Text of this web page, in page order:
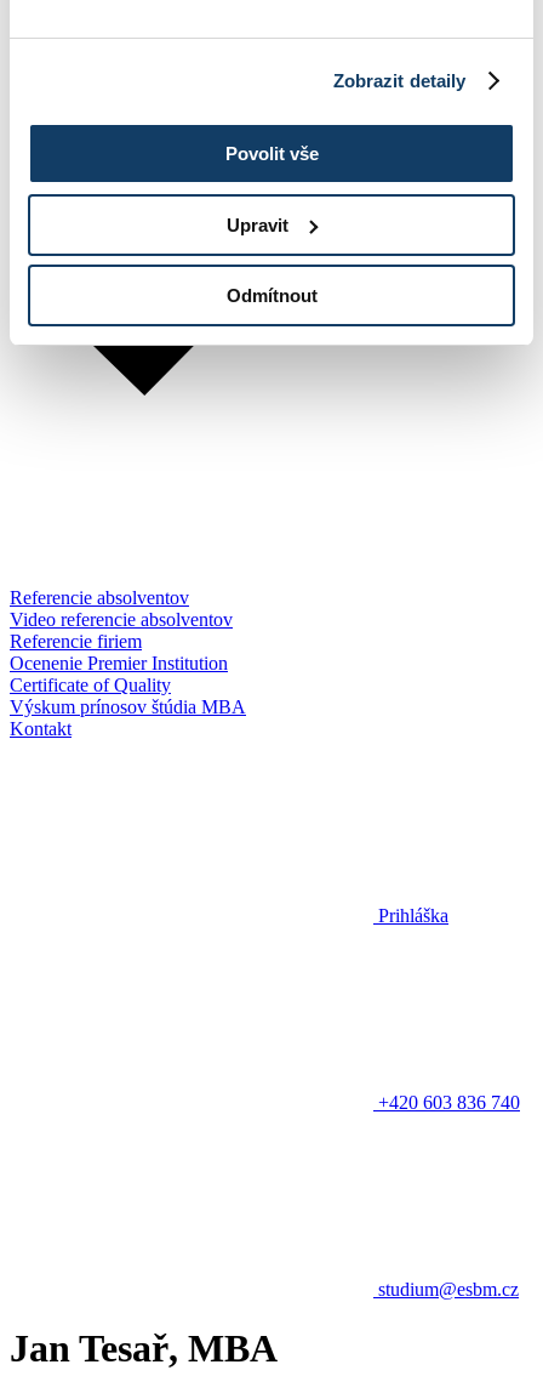
Zobrazit detaily
Povolit vše
Upravit
Odmítnout
Referencie absolventov
Video referencie absolventov
Referencie firiem
Ocenenie Premier Institution
Certificate of Quality
Výskum prínosov štúdia MBA
Kontakt
Prihláška
+420 603 836 740
studium@esbm.cz
Jan Tesař, MBA